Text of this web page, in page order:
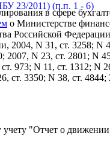
23/2011) (п.п. 1 - 6)
в сфере
о Министерстве
Российской
2004, N 31, ст. 3258; N
2007, N 23, ст. 2801; N
973; N 11, ст. 1312; N
ст. 3350; N 38, ст. 4844;
учету "Отчет о